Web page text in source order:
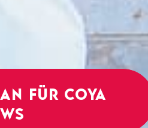
für COYA